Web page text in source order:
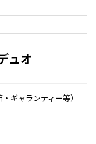
ュオ
ギャランティー等）